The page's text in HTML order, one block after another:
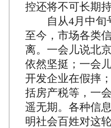
控还将不可长期持
自从4月中旬号
至今，市场各类
离。一会儿说北
依然坚挺；一会
开发企业在假摔
括房产税等，一
遥无期。各种信
明社会百姓对这